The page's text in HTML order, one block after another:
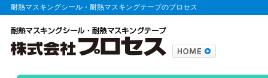
耐熱マスキングシール・耐熱マスキングテープのプロセス